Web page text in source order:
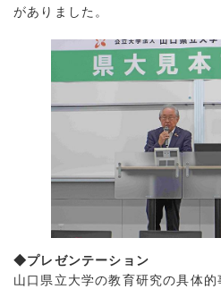
がありました。
◆プレゼンテーション
山口県立大学の教育研究の具体